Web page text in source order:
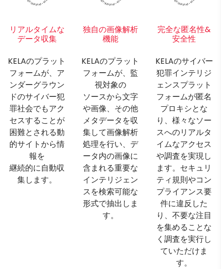
リアルタイムな
データ収集
KELAのプラット
フォームが、ア
ンダーグラウン
ドのサイバー犯
罪社会でもアク
セスすることが
困難とされる動
的サイトから情
報を
継続的に自動収
集します。
独自の画像解析
機能
KELAのプラット
フォームが、監
視対象の
ソースから文字
や画像、その他
メタデータを収
集して画像解析
処理を行い、デ
ータ内の画像に
含まれる重要な
インテリジェン
スを検索可能な
形式で抽出しま
す。
完全な匿名性&
安全性
KELAのサイバー
犯罪インテリジ
ェンスプラット
フォームが匿名
プロキシとな
り、様々なソー
スへのリアルタ
イムなアクセス
や調査を実現し
ます。セキュリ
ティ規則やコン
プライアンス要
件に違反した
り、不要な注目
を集めることな
く調査を実行し
ていただけま
す。